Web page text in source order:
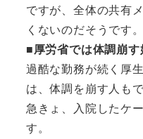
ですが、全体の共有
くないのだそうです。
■厚労省では体調崩
過酷な勤務が続く厚
は、体調を崩す人も
急きょ、入院したケ
す。